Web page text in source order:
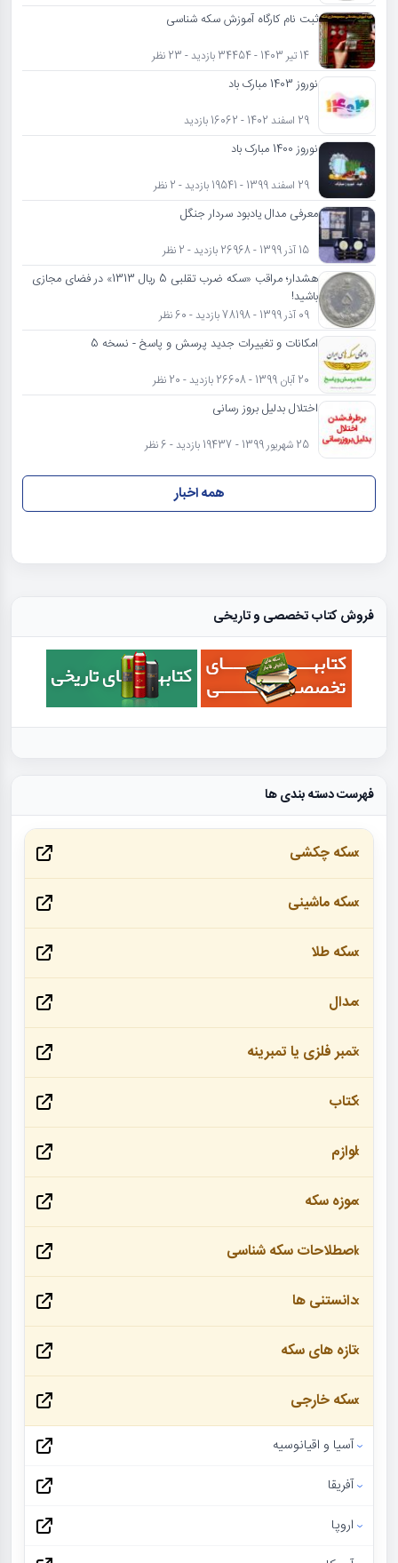
ثبت نام کارگاه آموزش سکه شناسی
14 تیر 1403 - 34454 بازدید - 23 نظر
نوروز 1403 مبارک باد
29 اسفند 1402 - 16062 بازدید
نوروز 1400 مبارک باد
29 اسفند 1399 - 19541 بازدید - 2 نظر
معرفی مدال یادبود سردار جنگل
15 آذر 1399 - 26968 بازدید - 2 نظر
هشدار؛ مراقب «سکه ضرب تقلبی 5 ریال 1313» در فضای مجازی
باشید!
09 آذر 1399 - 78198 بازدید - 60 نظر
امکانات و تغییرات جدید پرسش و پاسخ - نسخه 5
20 آبان 1399 - 26608 بازدید - 20 نظر
اختلال بدلیل بروز رسانی
25 شهریور 1399 - 19437 بازدید - 6 نظر
همه اخبار
فروش کتاب تخصصی و تاریخی
فهرست دسته بندی ها
سکه چکشی
سکه ماشینی
سکه طلا
مدال
تمبر فلزی یا تمبرینه
کتاب
لوازم
موزه سکه
اصطلاحات سکه شناسی
دانستنی ها
تازه های سکه
سکه خارجی
آسیا و اقیانوسیه
آفریقا
اروپا